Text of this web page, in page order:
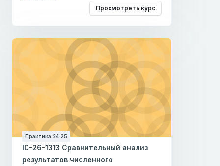
Просмотреть курс
Практика 24 25
ID-26-1313 Сравнительный анализ
результатов численного